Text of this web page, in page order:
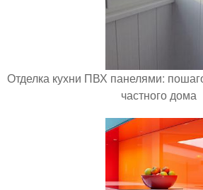
Отделка кухни ПВХ панелями:
частного дома